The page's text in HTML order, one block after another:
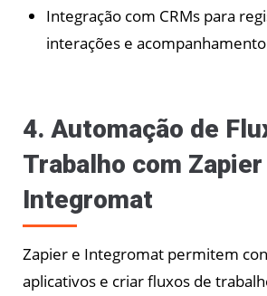
Integração com CRMs para
interações e
4. Automação de
Trabalho com Zapier
Integromat
Zapier e Integromat permitem
aplicativos e criar fluxos de